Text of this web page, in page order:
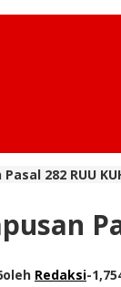
282 RUU
oleh Redaksi-